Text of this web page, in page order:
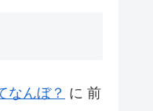
なんぼ？ に 前